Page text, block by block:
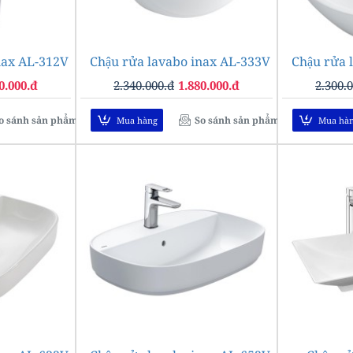
-14%
AL-312V
sánh sản phẩm
-20%
Chậu rửa lavabo inax AL-333V
1.880.000.đ
2.340.000.đ
Mua hàng So sánh sản phẩm
Chậu rửa
Mua